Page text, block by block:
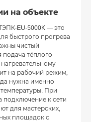
на объекте
EU-5000K — это
быстрого прогрева
чистый
подача тёплого
на рабочий режим,
нужна именно
При
подключение к сети
для мастерских,
площадок с